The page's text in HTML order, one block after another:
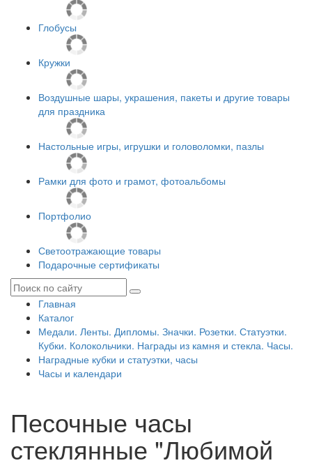
Глобусы
Кружки
Воздушные шары, украшения, пакеты и другие товары
для праздника
Настольные игры, игрушки и головоломки, пазлы
Рамки для фото и грамот, фотоальбомы
Портфолио
Светоотражающие товары
Подарочные сертификаты
Главная
Каталог
Медали. Ленты. Дипломы. Значки. Розетки. Статуэтки.
Кубки. Колокольчики. Награды из камня и стекла. Часы.
Наградные кубки и статуэтки, часы
Часы и календари
Песочные часы
стеклянные "Любимой